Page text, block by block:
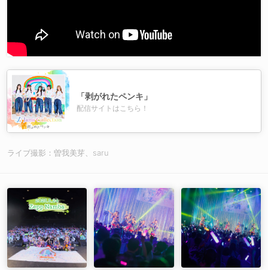
「剥がれたペンキ」
配信サイトはこちら！
ライブ撮影：曽我美芽、saru